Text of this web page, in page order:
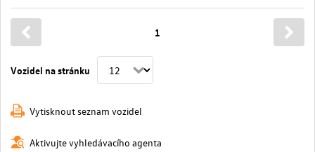
Vozidel na stránku
1
Vytisknout seznam vozidel
Aktivujte vyhledávacího agenta